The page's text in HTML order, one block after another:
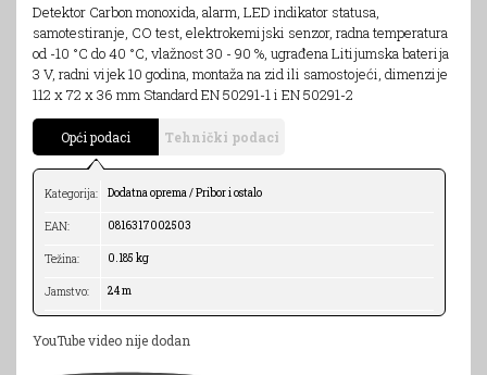
Detektor Carbon monoxida, alarm, LED indikator statusa,
samotestiranje, CO test, elektrokemijski senzor, radna temperatura
od -10 °C do 40 °C, vlažnost 30 - 90 %, ugrađena Litijumska baterija
3 V, radni vijek 10 godina, montaža na zid ili samostojeći, dimenzije
112 x 72 x 36 mm Standard EN 50291-1 i EN 50291-2
Opći podaci Tehnički podaci
Kategorija: Dodatna oprema / Pribor i ostalo
EAN: 0816317002503
Težina: 0.185 kg
Jamstvo: 24 m
YouTube video nije dodan